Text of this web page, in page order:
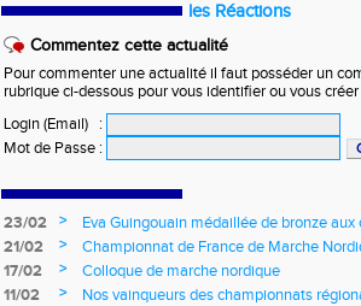
les Réactions
Commentez cette actualité
Pour commenter une actualité il faut posséder un
rubrique ci-dessous pour vous identifier ou vous
Login (Email)
:
Mot de Passe :
23/02 >
Eva Guingouain médaillée de bronze
jeunes
21/02 >
Championnat de France de Marche
17/02
>
Colloque de marche nordique
11/02
>
Nos vainqueurs des championnats